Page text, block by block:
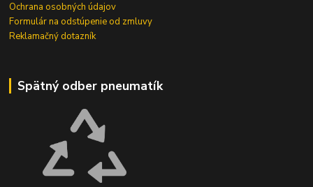
Ochrana osobných údajov
Formulár na odstúpenie od zmluvy
Reklamačný dotazník
Spätný odber pneumatík